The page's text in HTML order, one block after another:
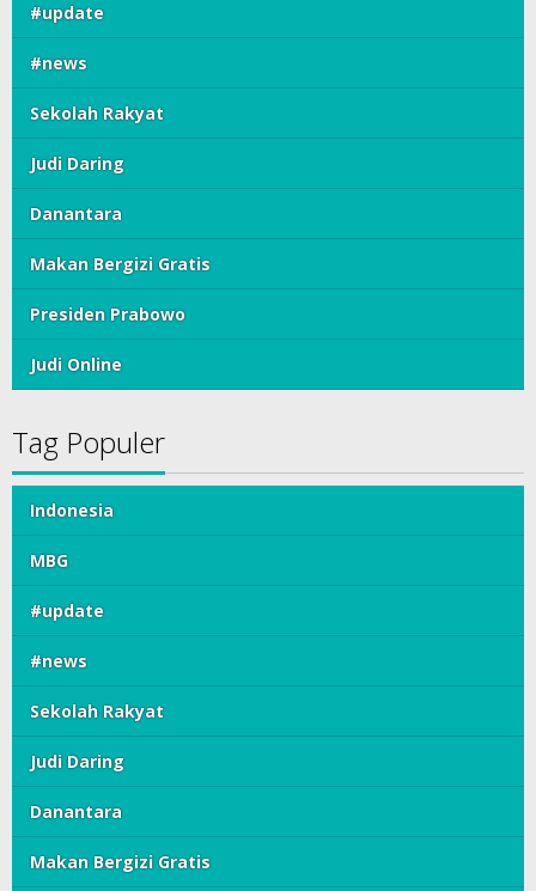
#update
#news
Sekolah Rakyat
Judi Daring
Danantara
Makan Bergizi Gratis
Presiden Prabowo
Judi Online
Tag Populer
Indonesia
MBG
#update
#news
Sekolah Rakyat
Judi Daring
Danantara
Makan Bergizi Gratis